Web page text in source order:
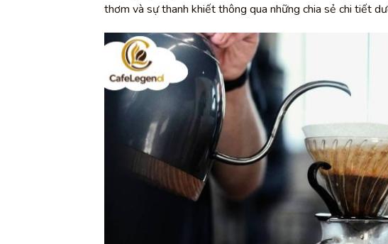
thơm và sự thanh khiết thông qua những chia sẻ chi tiết